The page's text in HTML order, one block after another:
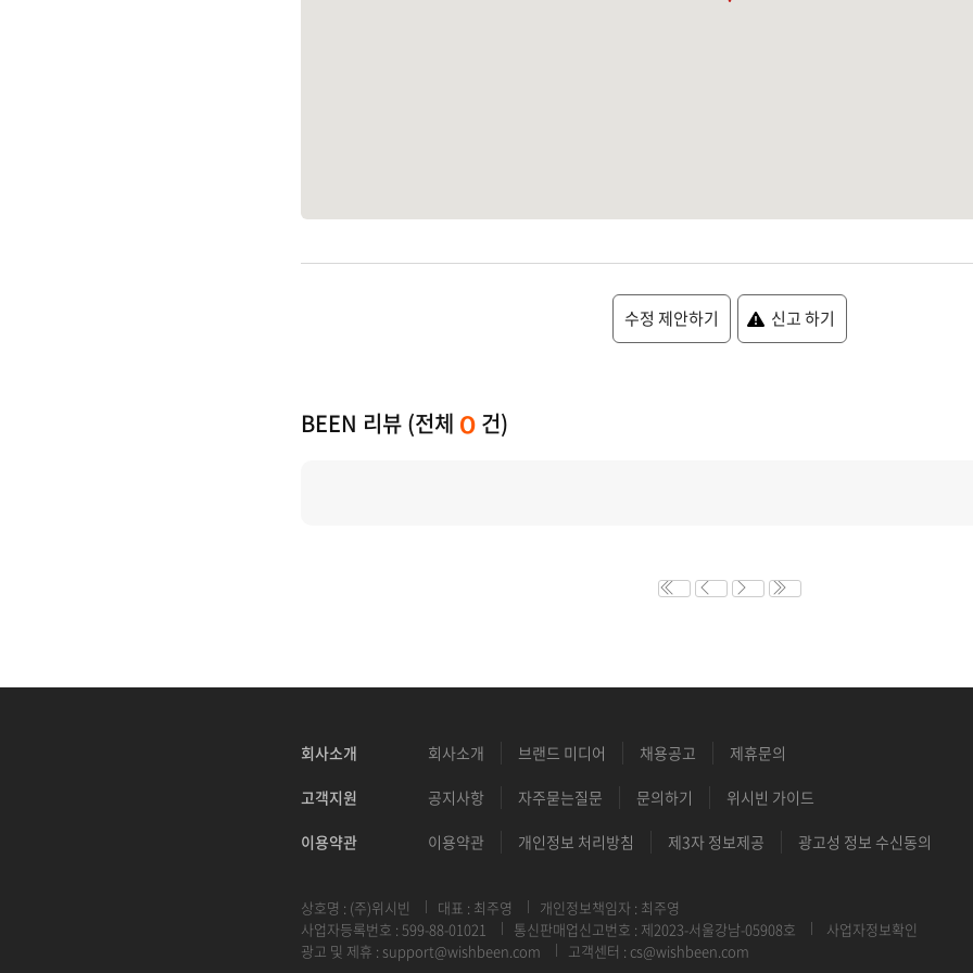
수정 제안하기 신고 하기
BEEN 리뷰 (전체 0 건)
회사소개 회사소개 브랜드 미디어 채용공고 제휴문의
고객지원 공지사항 자주묻는질문 문의하기 위시빈 가이드
이용약관 이용약관 개인정보 처리방침 제3자 정보제공 광고성 정보 수신동의
상호명 : (주)위시빈 대표 : 최주영
개인정보책임자 : 최주영
사업자등록번호 : 599-88-01021
통신판매업신고번호 : 제2023-서울강남-05908호
사업자정보확인
광고 및 제휴 : support@wishbeen.com 고객센터 : cs@wishbeen.com